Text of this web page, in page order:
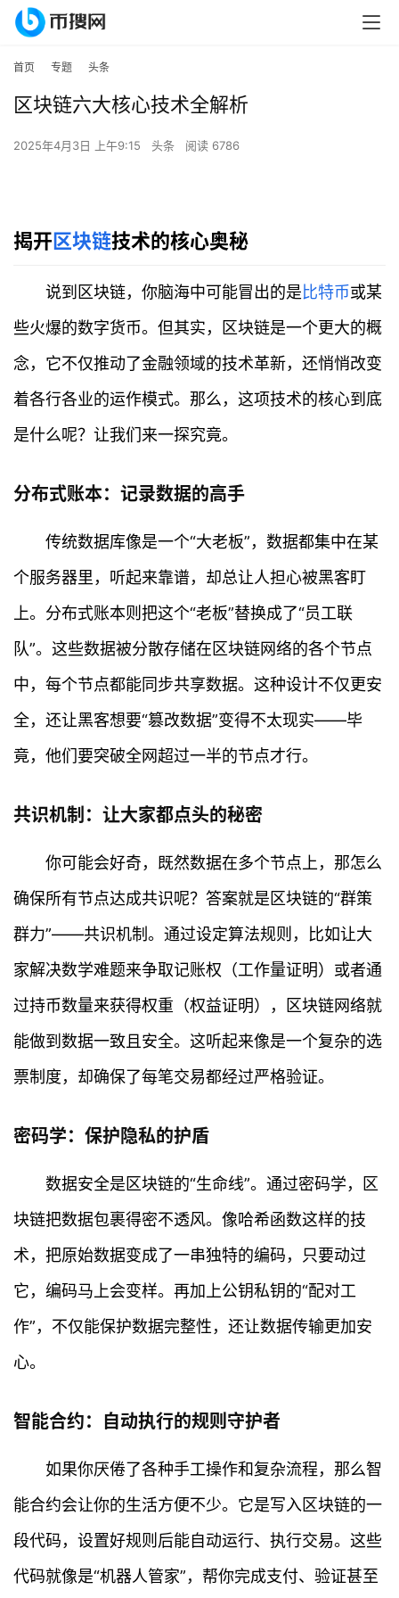
首页 专题 头条
区块链六大核心技术全解析
2025年4月3日 上午9:15 头条 阅读 6786
揭开区块链技术的核心奥秘
说到区块链，你脑海中可能冒出的是比特币或某
些火爆的数字货币。但其实，区块链是一个更大的概
念，它不仅推动了金融领域的技术革新，还悄悄改变
着各行各业的运作模式。那么，这项技术的核心到底
是什么呢？让我们来一探究竟。
分布式账本：记录数据的高手
传统数据库像是一个“大老板”，数据都集中在某
个服务器里，听起来靠谱，却总让人担心被黑客盯
上。分布式账本则把这个“老板”替换成了“员工联
队”。这些数据被分散存储在区块链网络的各个节点
中，每个节点都能同步共享数据。这种设计不仅更安
全，还让黑客想要“篡改数据”变得不太现实——毕
竟，他们要突破全网超过一半的节点才行。
共识机制：让大家都点头的秘密
你可能会好奇，既然数据在多个节点上，那怎么
确保所有节点达成共识呢？答案就是区块链的“群策
群力”——共识机制。通过设定算法规则，比如让大
家解决数学难题来争取记账权（工作量证明）或者通
过持币数量来获得权重（权益证明），区块链网络就
能做到数据一致且安全。这听起来像是一个复杂的选
票制度，却确保了每笔交易都经过严格验证。
密码学：保护隐私的护盾
数据安全是区块链的“生命线”。通过密码学，区
块链把数据包裹得密不透风。像哈希函数这样的技
术，把原始数据变成了一串独特的编码，只要动过
它，编码马上会变样。再加上公钥私钥的“配对工
作”，不仅能保护数据完整性，还让数据传输更加安
心。
智能合约：自动执行的规则守护者
如果你厌倦了各种手工操作和复杂流程，那么智
能合约会让你的生活方便不少。它是写入区块链的一
段代码，设置好规则后能自动运行、执行交易。这些
代码就像是“机器人管家”，帮你完成支付、验证甚至